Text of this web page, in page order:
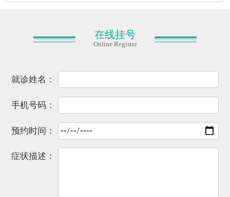
在线挂号
Online Register
就诊姓名：
手机号码：
预约时间：
症状描述：